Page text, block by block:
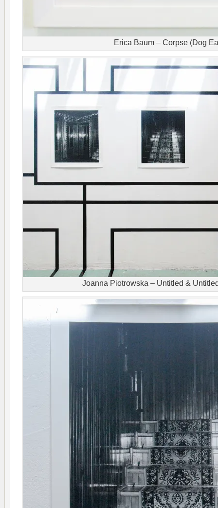
Erica Baum – Corpse (Dog
Joanna Piotrowska – Untitled &